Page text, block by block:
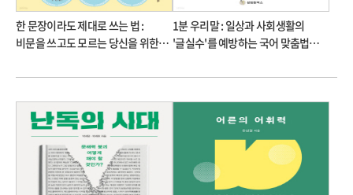
한 문장이라도 제대로 쓰는 법 :
비문을 쓰고도 모르는 당신을 위한
1분 우리말 : 일상과 사회생활의
'글실수'를 예방하는 국어 맞춤법